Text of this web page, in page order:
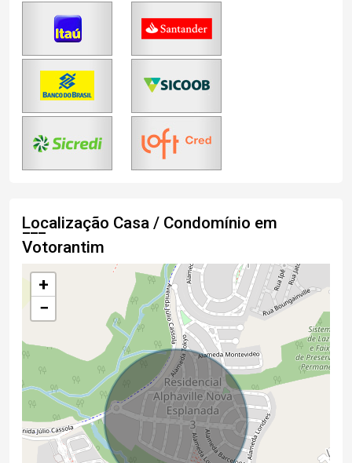
Localização Casa / Condomínio em
Votorantim
+
−